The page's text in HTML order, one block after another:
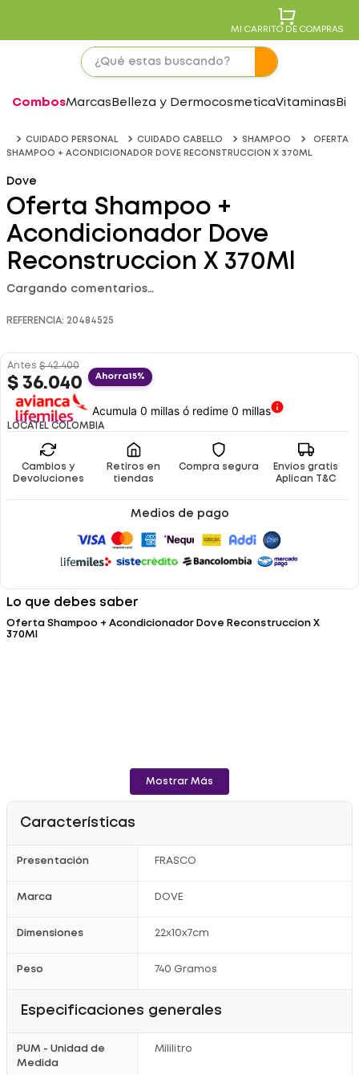
MI CARRITO DE COMPRAS
CombosMarcas Belleza y DermocosmeticaVitaminas
CUIDADO PERSONAL CUIDADO CABELLO SHAMPOO
OFERTA
SHAMPOO + ACONDICIONADOR DOVE RECONSTRUCCION X 370ML
Dove
Oferta Shampoo +
Acondicionador Dove
Reconstruccion X 370Ml
Cargando comentarios…
REFERENCIA: 20484525
Antes $ 42.400
$ 36.040 Ahorra15%
Acumula 0 millas ó redime 0 millas
LOCATEL COLOMBIA
Cambios y
Devoluciones
Retiros en
tiendas
Compra segura
Envíos gratis
Aplican T&C
Medios de pago
Lo que debes saber
Oferta Shampoo + Acondicionador Dove Reconstruccion X
370Ml
Mostrar Más
Características
Presentación FRASCO
Marca DOVE
Dimensiones 22x10x7cm
Peso 740 Gramos
Especificaciones generales
PUM - Unidad de
Medida
Mililitro